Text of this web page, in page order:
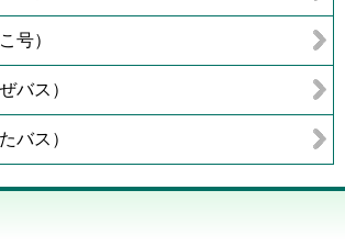
号）
バス）
バス）